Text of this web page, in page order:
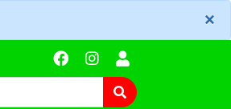
×
×